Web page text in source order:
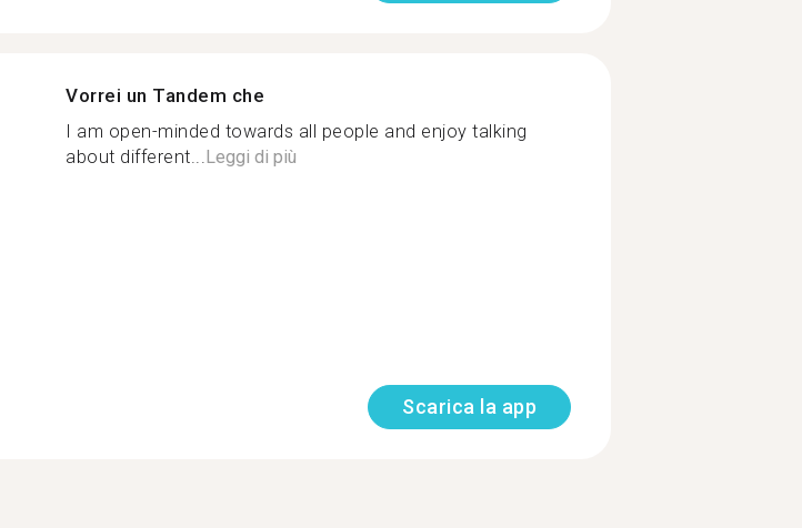
Vorrei un Tandem che
I am open-minded towards all people and enjoy talking
about different...Leggi di più
Scarica la app